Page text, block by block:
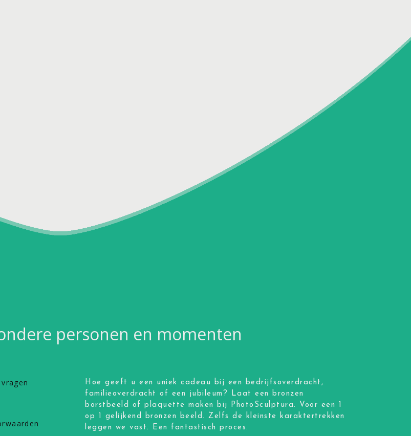
personen en momenten
Hoe geeft u een uniek cadeau bij een bedrijfsoverdracht,
familieoverdracht of een jubileum? Laat een bronzen
borstbeeld of plaquette maken bij PhotoSculptura. Voor een 1
op 1 gelijkend bronzen beeld. Zelfs de kleinste karaktertrekken
leggen we vast. Een fantastisch proces.